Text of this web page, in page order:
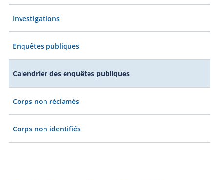
Investigations
Enquêtes publiques
Calendrier des enquêtes publiques
Corps non réclamés
Corps non identifiés